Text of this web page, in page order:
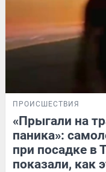
ПРОИСШЕСТВИЯ
«Прыгали на
паника»:
при посадке в
показали, как